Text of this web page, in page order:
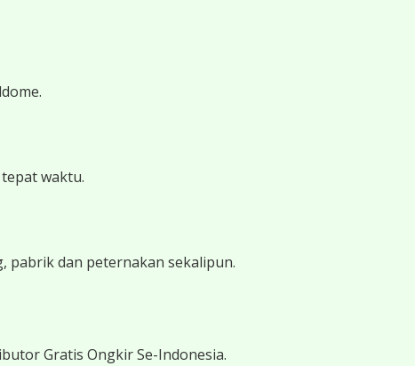
waktu.
pabrik dan peternakan sekalipun.
Gratis Ongkir Se-Indonesia.